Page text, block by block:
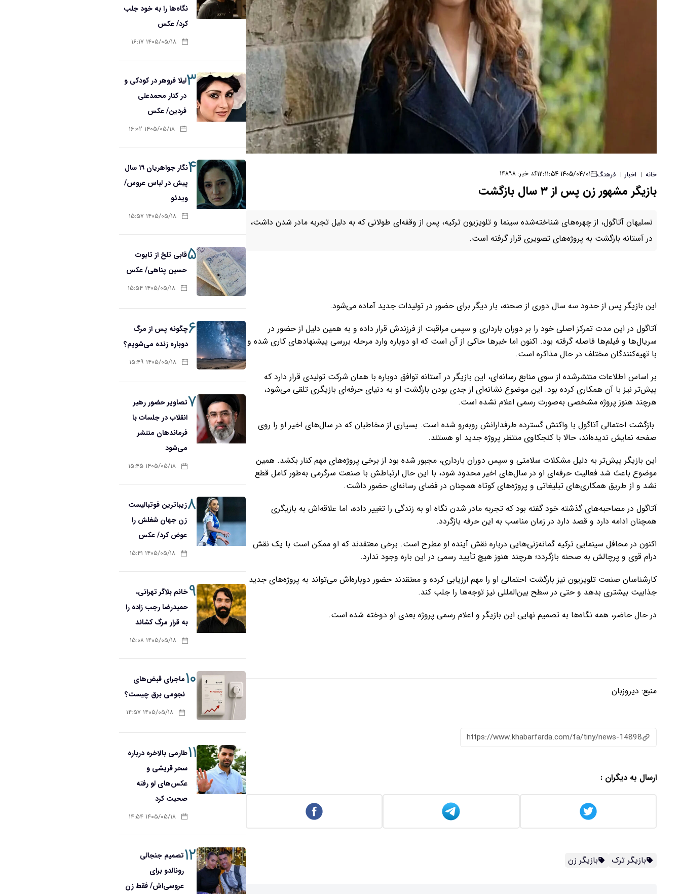
خانه | اخبار | فرهنگ ۱۴۰۵/۰۴/۰۱ ۱۲:۱۱:۵۴ کد خبر: ۱۴۸۹۸
بازیگر مشهور زن پس از ۳ سال بازگشت
نسلیهان آتاگول، از چهره‌های شناخته‌شده سینما و تلویزیون ترکیه، پس از وقفه‌ای طولانی که به دلیل تجربه مادر شدن داشت،
در آستانه بازگشت به پروژه‌های تصویری قرار گرفته است.
این بازیگر پس از حدود سه سال دوری از صحنه، بار دیگر برای حضور در تولیدات جدید آماده می‌شود.
آتاگول در این مدت تمرکز اصلی خود را بر دوران بارداری و سپس مراقبت از فرزندش قرار داده و به همین دلیل از حضور در
سریال‌ها و فیلم‌ها فاصله گرفته بود. اکنون اما خبرها حاکی از آن است که او دوباره وارد مرحله بررسی پیشنهادهای کاری شده و
با تهیه‌کنندگان مختلف در حال مذاکره است.
بر اساس اطلاعات منتشرشده از سوی منابع رسانه‌ای، این بازیگر در آستانه توافق دوباره با همان شرکت تولیدی قرار دارد که
پیش‌تر نیز با آن همکاری کرده بود. این موضوع نشانه‌ای از جدی بودن بازگشت او به دنیای حرفه‌ای بازیگری تلقی می‌شود،
هرچند هنوز پروژه مشخصی به‌صورت رسمی اعلام نشده است.
بازگشت احتمالی آتاگول با واکنش گسترده طرفدارانش روبه‌رو شده است. بسیاری از مخاطبان که در سال‌های اخیر او را روی
صفحه نمایش ندیده‌اند، حالا با کنجکاوی منتظر پروژه جدید او هستند.
این بازیگر پیش‌تر به دلیل مشکلات سلامتی و سپس دوران بارداری، مجبور شده بود از برخی پروژه‌های مهم کنار بکشد. همین
موضوع باعث شد فعالیت حرفه‌ای او در سال‌های اخیر محدود شود، با این حال ارتباطش با صنعت سرگرمی به‌طور کامل قطع
نشد و از طریق همکاری‌های تبلیغاتی و پروژه‌های کوتاه همچنان در فضای رسانه‌ای حضور داشت.
آتاگول در مصاحبه‌های گذشته خود گفته بود که تجربه مادر شدن نگاه او به زندگی را تغییر داده، اما علاقه‌اش به بازیگری
همچنان ادامه دارد و قصد دارد در زمان مناسب به این حرفه بازگردد.
اکنون در محافل سینمایی ترکیه گمانه‌زنی‌هایی درباره نقش آینده او مطرح است. برخی معتقدند که او ممکن است با یک نقش
درام قوی و پرچالش به صحنه بازگردد؛ هرچند هنوز هیچ تأیید رسمی در این باره وجود ندارد.
کارشناسان صنعت تلویزیون نیز بازگشت احتمالی او را مهم ارزیابی کرده و معتقدند حضور دوباره‌اش می‌تواند به پروژه‌های جدید
جذابیت بیشتری بدهد و حتی در سطح بین‌المللی نیز توجه‌ها را جلب کند.
در حال حاضر، همه نگاه‌ها به تصمیم نهایی این بازیگر و اعلام رسمی پروژه بعدی او دوخته شده است.
منبع: دیروزبان
https://www.khabarfarda.com/fa/tiny/news-14898
ارسال به دیگران :
بازیگر ترک بازیگر زن
نگاه‌ها را به خود جلب
کرد/ عکس
۱۴۰۵/۰۵/۱۸ ۱۶:۱۷
۳لیلا فروهر در کودکی و
در کنار محمدعلی
فردین/ عکس
۱۴۰۵/۰۵/۱۸ ۱۶:۰۲
۴
نگار جواهریان ۱۹ سال
پیش در لباس عروس/
ویدئو
۱۴۰۵/۰۵/۱۸ ۱۵:۵۷
۵قابی تلخ از تابوت
حسین پناهی/ عکس
۱۴۰۵/۰۵/۱۸ ۱۵:۵۴
۶چگونه پس از مرگ
دوباره زنده می‌شویم؟
۱۴۰۵/۰۵/۱۸ ۱۵:۴۹
۷تصاویر حضور رهبر
انقلاب در جلسات با
فرماندهان منتشر
می‌شود
۱۴۰۵/۰۵/۱۸ ۱۵:۴۵
۸زیباترین فوتبالیست
زن جهان شغلش را
عوض کرد/ عکس
۱۴۰۵/۰۵/۱۸ ۱۵:۴۱
۹خانم بلاگر تهرانی،
حمیدرضا رجب زاده را
به قرار مرگ کشاند
۱۴۰۵/۰۵/۱۸ ۱۵:۰۸
۱۰ماجرای قبض‌های
نجومی برق چیست؟
۱۴۰۵/۰۵/۱۸ ۱۴:۵۷
۱۱طارمی بالاخره درباره
سحر قریشی و
عکس‌های لو رفته
صحبت کرد
۱۴۰۵/۰۵/۱۸ ۱۴:۵۴
۱۲تصمیم جنجالی
رونالدو برای
عروسی‌اش/ فقط زن